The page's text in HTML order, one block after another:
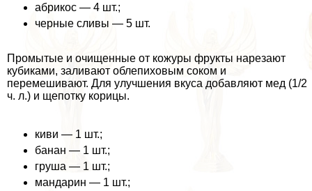
абрикос — 4 шт.;
черные сливы — 5 шт.
Промытые и очищенные от кожуры фрукты нарезают
кубиками, заливают облепиховым соком и
перемешивают. Для улучшения вкуса добавляют мед (1/2
ч. л.) и щепотку корицы.
киви — 1 шт.;
банан — 1 шт.;
груша — 1 шт.;
мaндарин — 1 шт.;